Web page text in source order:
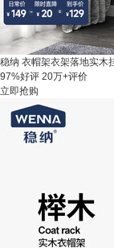
稳纳 衣帽架衣架落地实木
97%好评 20万+评价
立即抢购